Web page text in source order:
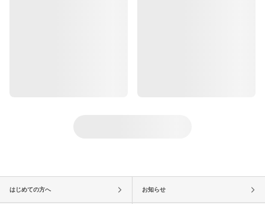
はじめての方へ お知らせ